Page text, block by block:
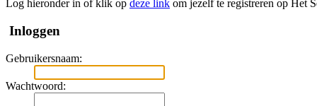
Log hieronder in of klik op deze link om jezelf te registreren op Het
Inloggen
Gebruikersnaam:
Wachtwoord: